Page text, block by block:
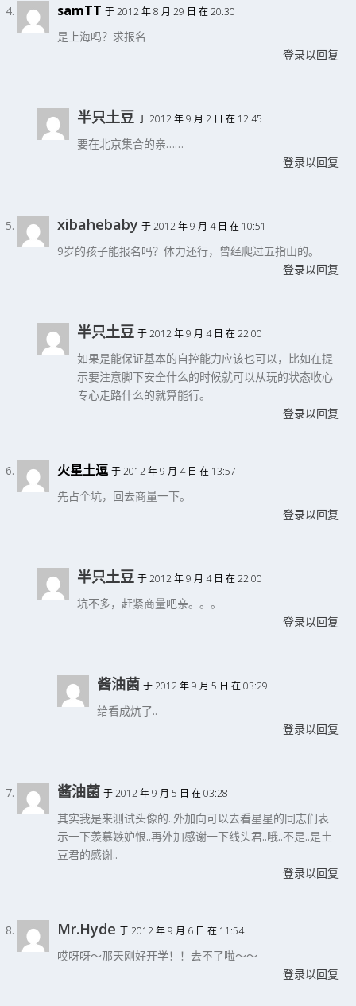
samTT 于 2012 年 8 月 29 日 在 20:30
是上海吗？求报名
登录以回复
半只土豆 于 2012 年 9 月 2 日 在 12:45
要在北京集合的亲……
登录以回复
xibahebaby 于 2012 年 9 月 4 日 在 10:51
9岁的孩子能报名吗？体力还行，曾经爬过五指山的。
登录以回复
半只土豆 于 2012 年 9 月 4 日 在 22:00
如果是能保证基本的自控能力应该也可以，比如在提
示要注意脚下安全什么的时候就可以从玩的状态收心
专心走路什么的就算能行。
登录以回复
火星土逗 于 2012 年 9 月 4 日 在 13:57
先占个坑，回去商量一下。
登录以回复
半只土豆 于 2012 年 9 月 4 日 在 22:00
坑不多，赶紧商量吧亲。。。
登录以回复
酱油菌 于 2012 年 9 月 5 日 在 03:29
给看成炕了..
登录以回复
酱油菌 于 2012 年 9 月 5 日 在 03:28
其实我是来测试头像的..外加向可以去看星星的同志们表
示一下羡慕嫉妒恨..再外加感谢一下线头君..哦..不是..是土
豆君的感谢..
登录以回复
Mr.Hyde 于 2012 年 9 月 6 日 在 11:54
哎呀呀～那天刚好开学！！去不了啦～～
登录以回复